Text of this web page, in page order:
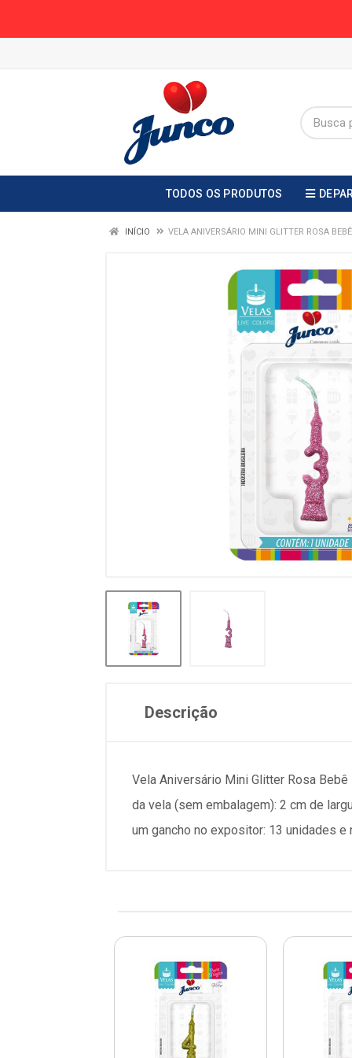
TODOS OS PRODUTOS
INÍCIO VELA ANIVERSÁRIO MINI GLITTER ROSA
Descrição
Vela Aniversário Mini Glitter Rosa
da vela (sem embalagem): 2 cm de
um gancho no expositor: 13 unidades e